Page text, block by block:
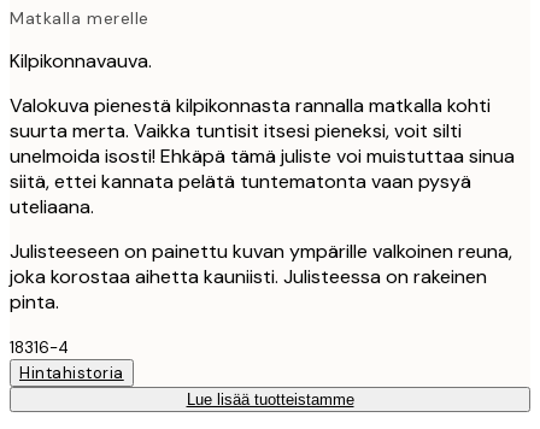
Matkalla merelle
Kilpikonnavauva.
Valokuva pienestä kilpikonnasta rannalla matkalla kohti
suurta merta. Vaikka tuntisit itsesi pieneksi, voit silti
unelmoida isosti! Ehkäpä tämä juliste voi muistuttaa sinua
siitä, ettei kannata pelätä tuntematonta vaan pysyä
uteliaana.
Julisteeseen on painettu kuvan ympärille valkoinen reuna,
joka korostaa aihetta kauniisti. Julisteessa on rakeinen
pinta.
18316-4
Hintahistoria
Lue lisää tuotteistamme